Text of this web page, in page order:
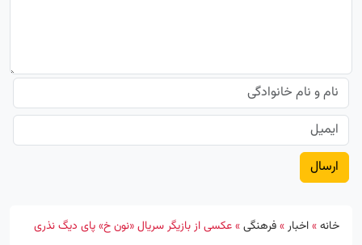
خانه»اخبار»فرهنگی»عکسی از بازیگر سریال «نون خ» پای دیگ نذری